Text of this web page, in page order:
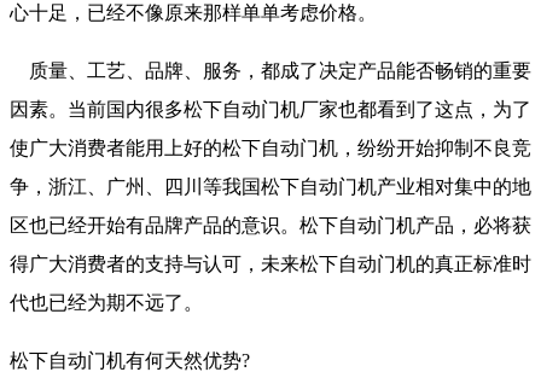
心十足，已经不像原来那样单单考虑价格。
质量、工艺、品牌、服务，都成了决定产品能否畅销的重要
因素。当前国内很多松下自动门机厂家也都看到了这点，为了
使广大消费者能用上好的松下自动门机，纷纷开始抑制不良竞
争，浙江、广州、四川等我国松下自动门机产业相对集中的地
区也已经开始有品牌产品的意识。松下自动门机产品，必将获
得广大消费者的支持与认可，未来松下自动门机的真正标准时
代也已经为期不远了。
松下自动门机有何天然优势?